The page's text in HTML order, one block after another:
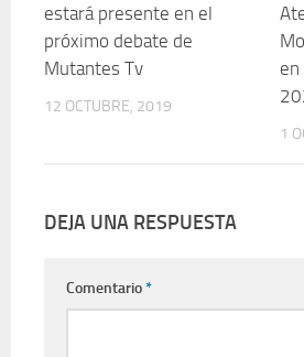
estará presente en el
próximo debate de
Mutantes Tv
12 OCTUBRE, 2019
1
DEJA UNA RESPUESTA
Comentario*